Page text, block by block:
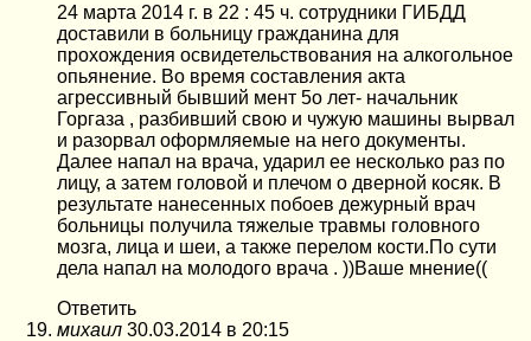
24 марта 2014 г. в 22 : 45 ч. сотрудники ГИБДД
доставили в больницу гражданина для
прохождения освидетельствования на алкогольное
опьянение. Во время составления акта
агрессивный бывший мент 5о лет- начальник
Горгаза , разбивший свою и чужую машины вырвал
и разорвал оформляемые на него документы.
Далее напал на врача, ударил ее несколько раз по
лицу, а затем головой и плечом о дверной косяк. В
результате нанесенных побоев дежурный врач
больницы получила тяжелые травмы головного
мозга, лица и шеи, а также перелом кости.По сути
дела напал на молодого врача . ))Ваше мнение((
Ответить
михаил 30.03.2014 в 20:15